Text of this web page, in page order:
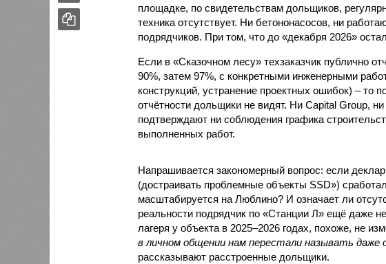
площадке, по свидетельствам дольщиков,
техника отсутствует. Ни бетононасосов, ни
подрядчиков. При том, что до «декабря 2026»
Если в «Сказочном лесу» техзаказчик публично
90%, затем 97%, с конкретными инженерными
конструкций, устранение проектных ошибок) – то
отчётности дольщики не видят. Ни Capital Group,
подтверждают ни соблюдения графика
выполненных работ.
Напрашивается закономерный вопрос: если
(достраивать проблемные объекты SSD»)
масштабируется на Люблино? И означает ли
реальности подрядчик по «Станции Л» ещё даже
лагеря у объекта в 2025–2026 годах, похоже, не
в личном общении нам перестали называть даже
рассказывают расстроенные дольщики.